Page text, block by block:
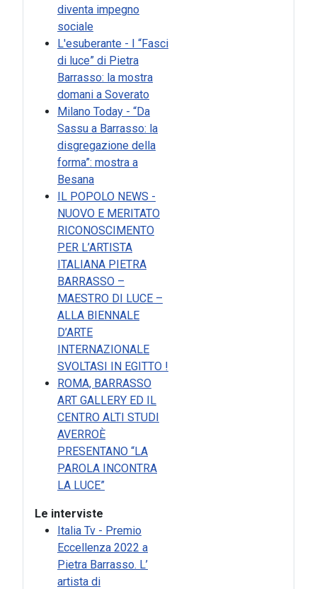
diventa impegno
sociale
L'esuberante - I “Fasci
di luce” di Pietra
Barrasso: la mostra
domani a Soverato
Milano Today - “Da
Sassu a Barrasso: la
disgregazione della
forma”: mostra a
Besana
IL POPOLO NEWS -
NUOVO E MERITATO
RICONOSCIMENTO
PER L’ARTISTA
ITALIANA PIETRA
BARRASSO –
MAESTRO DI LUCE –
ALLA BIENNALE
D’ARTE
INTERNAZIONALE
SVOLTASI IN EGITTO !
ROMA, BARRASSO
ART GALLERY ED IL
CENTRO ALTI STUDI
AVERROÈ
PRESENTANO “LA
PAROLA INCONTRA
LA LUCE”
Le interviste
Italia Tv - Premio
Eccellenza 2022 a
Pietra Barrasso. L’
artista di